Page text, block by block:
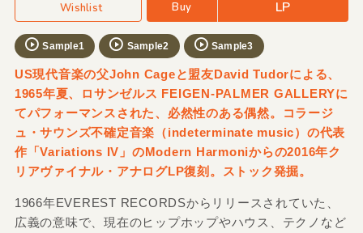
Wishlist Buy LP
Sample1 Sample2 Sample3
US現代音楽の父John Cageと盟友David Tudorによる、
1965年夏、ロサンゼルス FEIGEN-PALMER GALLERYに
てパフォーマンスされた、必然性のある偶然。コラージ
ュ・サウンズ不確定音楽（indeterminate music）の代表
作「Variations IV」のModern Harmoniからの2016年ク
リアヴァイナル・アナログLP復刻。ストック発掘。
1966年EVEREST RECORDSからリリースされていた、
広義の意味で、現在のヒップホップやハウス、テクノなど